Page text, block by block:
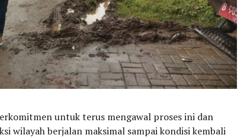
untuk terus mengawal proses ini dan
wilayah berjalan maksimal sampai kondisi kembali